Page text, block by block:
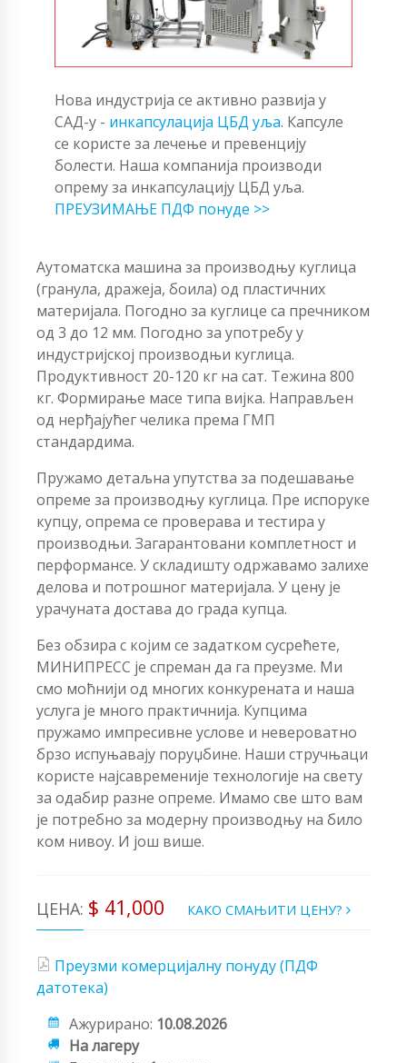
Нова индустрија се активно развија у
САД-у - инкапсулација ЦБД уља. Капсуле
се користе за лечење и превенцију
болести. Наша компанија производи
опрему за инкапсулацију ЦБД уља.
ПРЕУЗИМАЊЕ ПДФ понуде >>
Аутоматска машина за производњу куглица
(гранула, дражеја, боила) од пластичних
материјала. Погодно за куглице са пречником
од 3 до 12 мм. Погодно за употребу у
индустријској производњи куглица.
Продуктивност 20-120 кг на сат. Тежина 800
кг. Формирање масе типа вијка. Направљен
од нерђајућег челика према ГМП
стандардима.
Пружамо детаљна упутства за подешавање
опреме за производњу куглица. Пре испоруке
купцу, опрема се проверава и тестира у
производњи. Загарантовани комплетност и
перформансе. У складишту одржавамо залихе
делова и потрошног материјала. У цену је
урачуната достава до града купца.
Без обзира с којим се задатком сусрећете,
МИНИПРЕСС је спреман да га преузме. Ми
смо моћнији од многих конкурената и наша
услуга је много практичнија. Купцима
пружамо импресивне услове и невероватно
брзо испуњавају поруџбине. Наши стручњаци
користе најсавременије технологије на свету
за одабир разне опреме. Имамо све што вам
је потребно за модерну производњу на било
ком нивоу. И још више.
ЦЕНА: $ 41,000 КАКО СМАЊИТИ ЦЕНУ?
Преузми комерцијалну понуду (ПДФ
датотека)
Ажурирано: 10.08.2026
На лагеру